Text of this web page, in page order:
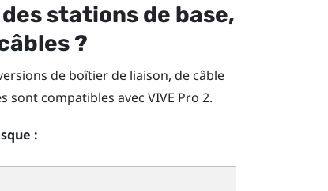
stations de base,
?
de boîtier de liaison, de câble
sont compatibles avec VIVE Pro 2.
: